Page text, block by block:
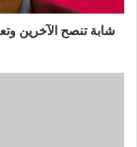
Ms.White
Light